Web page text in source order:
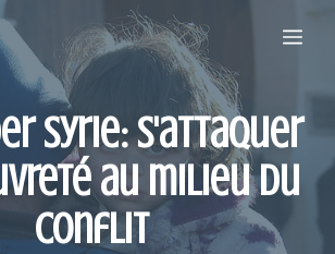
Syrie: s'attaquer
au milieu du
conflit